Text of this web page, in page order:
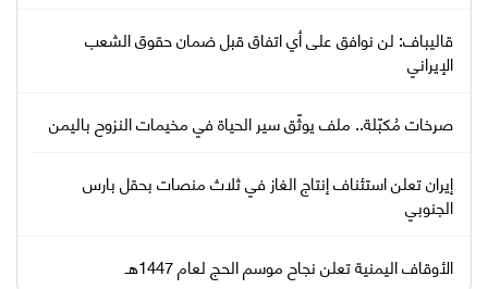
قاليباف: لن نوافق على أي اتفاق قبل ضمان حقوق الشعب
الإيراني
صرخات مُكبّلة.. ملف يوثّق سير الحياة في مخيمات النزوح باليمن
إيران تعلن استئناف إنتاج الغاز في ثلاث منصات بحقل بارس
الجنوبي
الأوقاف اليمنية تعلن نجاح موسم الحج لعام 1447هـ